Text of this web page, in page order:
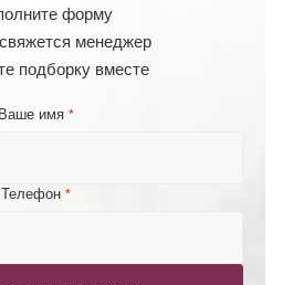
форму
менеджер
подборку вместе
Ваше имя *
Телефон *